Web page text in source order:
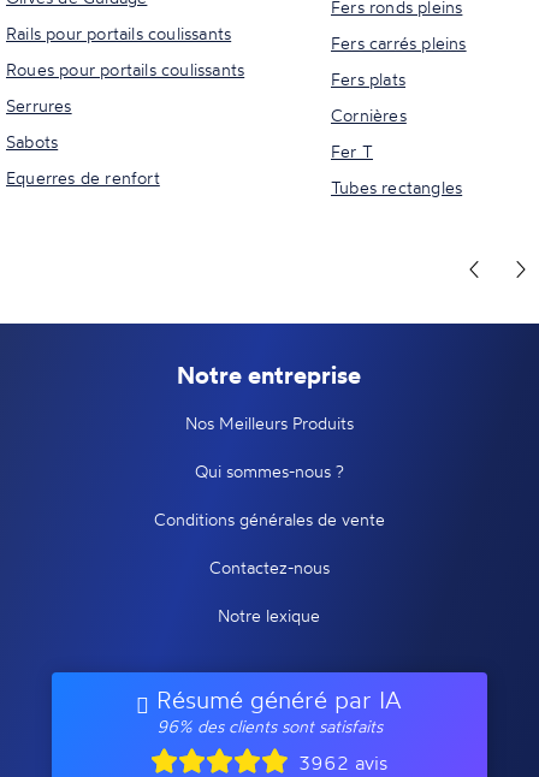
Rails pour portails coulissants
Roues pour portails coulissants
Serrures
Sabots
Equerres de renfort
Fers ronds pleins
Fers carrés pleins
Fers plats
Cornières
Fer T
Tubes rectangles
Notre entreprise
Nos Meilleurs Produits
Qui sommes-nous ?
Conditions générales de vente
Contactez-nous
Notre lexique
Résumé généré par IA
96% des clients sont satisfaits
3962 avis